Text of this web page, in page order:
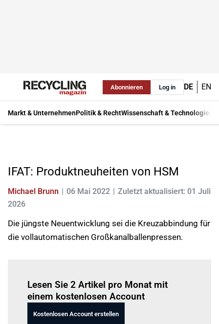
Abonnieren Log in DE EN
Markt & UnternehmenPolitik & RechtWissenschaft & Technologie
IFAT: Produktneuheiten von HSM
Michael Brunn 06 Mai 2022
Zuletzt aktualisiert: 01 Juli
2026
Die jüngste Neuentwicklung sei die Kreuzabbindung für
die vollautomatischen Großkanalballenpressen.
Lesen Sie 2 Artikel pro Monat mit
einem kostenlosen Account
Kostenlosen Account erstellen